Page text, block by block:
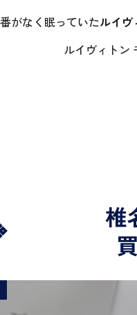
がなく眠っていたルイヴ
ルイヴィトン
椎